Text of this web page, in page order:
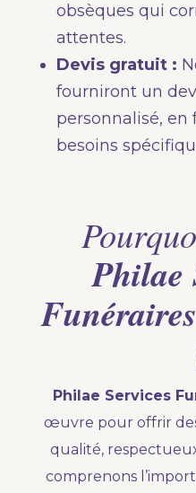
obsèques qui
attentes.
Devis gratuit :
fourniront un
personnalisé, en
besoins
Philae
Funéraires
Philae Services
œuvre pour offrir
qualité,
comprenons